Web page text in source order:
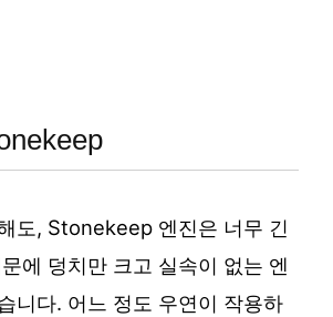
도, Stonekeep 엔진은 너무 긴
에 덩치만 크고 실속이 없는 엔
니다. 어느 정도 우연이 작용하